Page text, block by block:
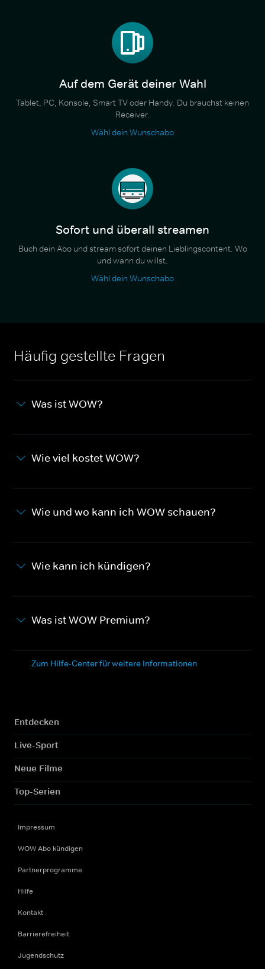
Auf dem Gerät deiner Wahl
Tablet, PC, Konsole, Smart TV oder Handy. Du brauchst keinen
Receiver.
Wähl dein Wunschabo
Sofort und überall streamen
Buch dein Abo und stream sofort deinen Lieblingscontent. Wo
und wann du willst.
Wähl dein Wunschabo
Häufig gestellte Fragen
Was ist WOW?
Wie viel kostet WOW?
Wie und wo kann ich WOW schauen?
Wie kann ich kündigen?
Was ist WOW Premium?
Zum Hilfe-Center für weitere Informationen
Entdecken
Live-Sport
Neue Filme
Top-Serien
Impressum
WOW Abo kündigen
Partnerprogramme
Hilfe
Kontakt
Barrierefreiheit
Jugendschutz